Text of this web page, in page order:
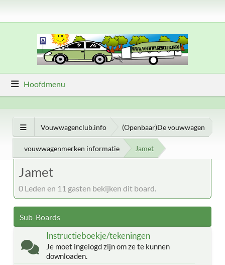
Hoofdmenu
Vouwwagenclub.info (Openbaar)De vouwwagen
vouwwagenmerken informatie Jamet
Jamet
0 Leden en 11 gasten bekijken dit board.
Sub-Boards
Instructieboekje/tekeningen
Je moet ingelogd zijn om ze te kunnen
downloaden.